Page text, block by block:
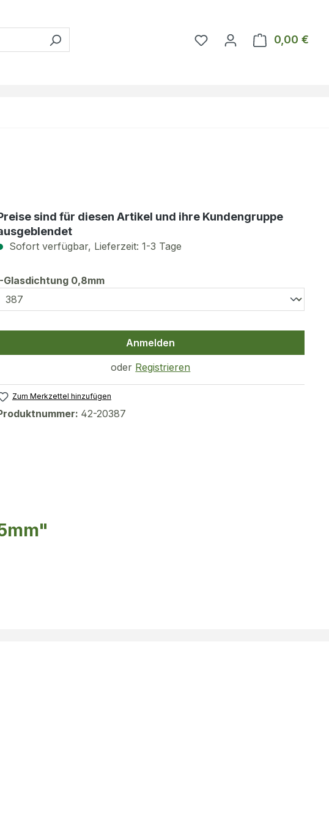
Du hast 0 Produkte auf
0,00 €
sind für diesen Artikel und ihre Kundengruppe
Sofort verfügbar, Lieferzeit: 1-3 Tage
Glasdichtung 0,8mmauswählen
Anmelden
oder Registrieren
Zum Merkzettel hinzufügen
42-20387